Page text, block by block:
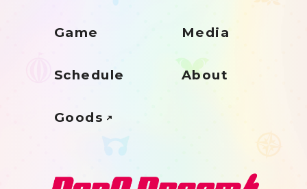
Game Media
Schedule About
Goods